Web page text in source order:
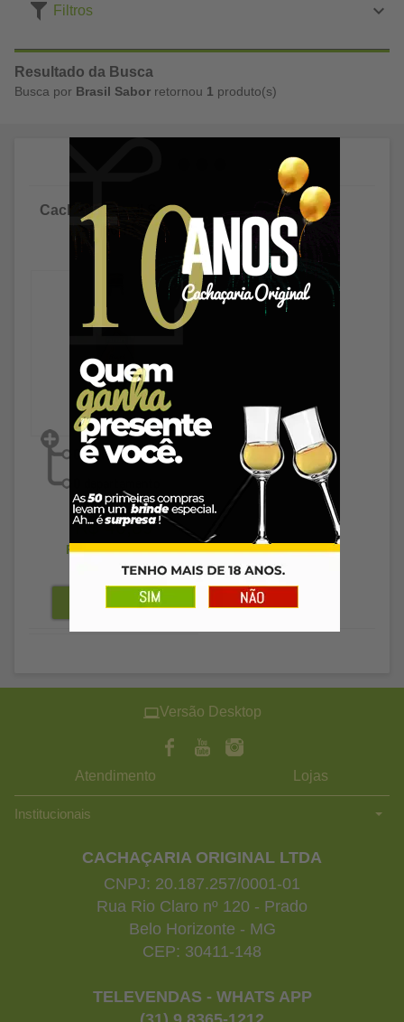
Filtros
Resultado da Busca
Busca por Brasil Sabor retornou 1 produto(s)
Cachaça Brasil Sabor
700ml
R$ 46,89
R$ 45,48à vista
Versão Desktop
Atendimento Lojas
Institucionais
CACHAÇARIA ORIGINAL LTDA
CNPJ: 20.187.257/0001-01
Rua Rio Claro nº 120 - Prado
Belo Horizonte - MG
CEP: 30411-148
TELEVENDAS - WHATS APP